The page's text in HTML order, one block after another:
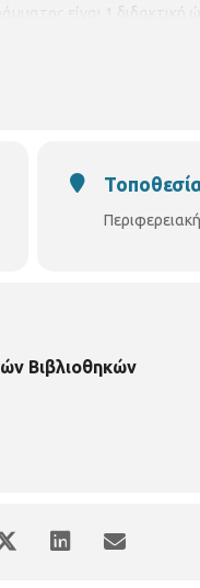
είναι 1
Βιβλιοθηκών